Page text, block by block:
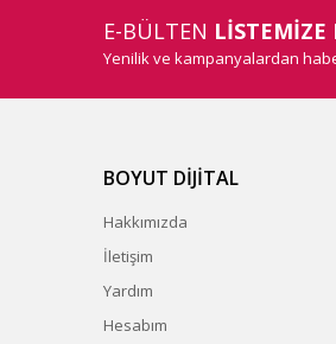
E-BÜLTEN LİSTEMİZE
Yenilik ve kampanyalardan
BOYUT DİJİTAL
Hakkımızda
İletişim
Yardım
Hesabım